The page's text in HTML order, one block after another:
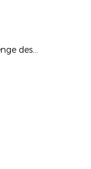
1ère Remise du Challenge des Clubs Crédit Agricole -13 Décembre 2018